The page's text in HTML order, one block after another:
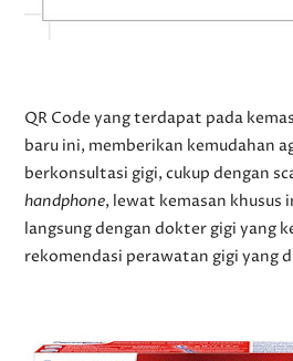
QR Code yang terdapat pada
baru ini, memberikan kemudahan
berkonsultasi gigi, cukup dengan
handphone, lewat kemasan
langsung dengan dokter gigi yang
rekomendasi perawatan gigi yang